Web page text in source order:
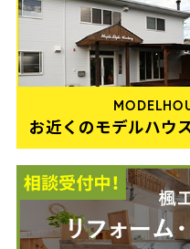
お近くのモデルハウ